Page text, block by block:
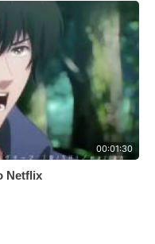
00:01:30
Netflix